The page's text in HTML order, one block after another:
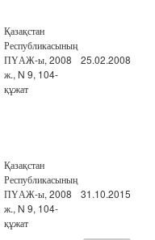
Қазақстан
Республикасының
ПҮАЖ-ы, 2008
ж., N 9, 104-
құжат
25.02.2008
Қазақстан
Республикасының
ПҮАЖ-ы, 2008
ж., N 9, 104-
құжат
31.10.2015